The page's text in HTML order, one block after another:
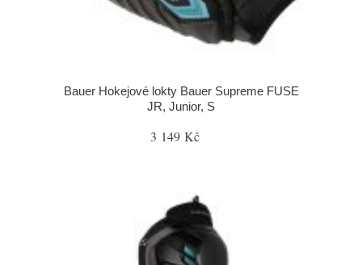
Bauer Hokejové lokty Bauer Supreme FUSE
JR, Junior, S
3 149 Kč